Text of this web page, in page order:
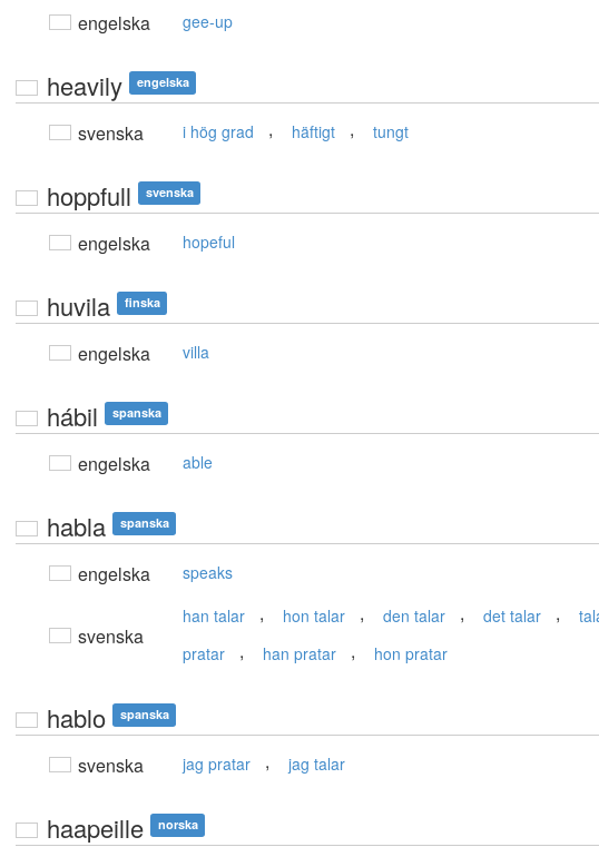
engelska gee-up
heavily engelska
svenska i hög grad , häftigt , tungt
hoppfull svenska
engelska hopeful
huvila finska
engelska villa
hábil spanska
engelska able
habla spanska
engelska speaks
svenska
han talar , hon talar , den talar , det talar ,
pratar
, han pratar , hon pratar
hablo spanska
svenska jag pratar , jag talar
haapeille norska